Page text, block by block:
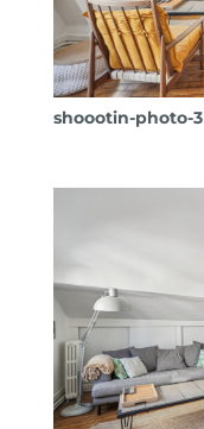
shoootin-photo-3